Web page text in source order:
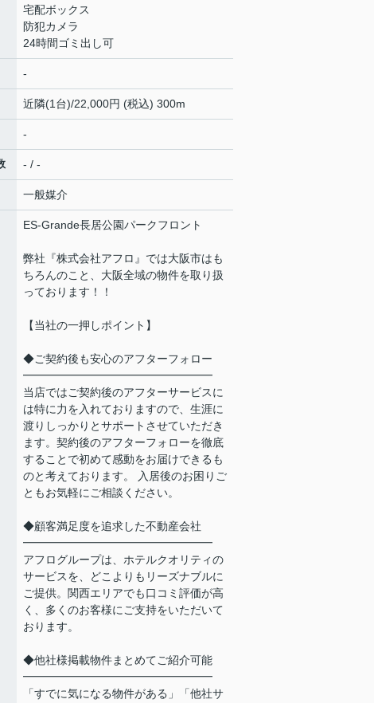
宅配ボックス
防犯カメラ
24時間ゴミ出し可
-
近隣(1台)/22,000円 (税込) 300m
-
- / -
一般媒介
ES‐Grande長居公園パークフロント
弊社『株式会社アフロ』では大阪市はも
ちろんのこと、大阪全域の物件を取り扱
っております！！
【当社の一押しポイント】
◆ご契約後も安心のアフターフォロー
━━━━━━━━━━━━━━━━━
当店ではご契約後のアフターサービスに
は特に力を入れておりますので、生涯に
渡りしっかりとサポートさせていただき
ます。契約後のアフターフォローを徹底
することで初めて感動をお届けできるも
のと考えております。 入居後のお困りご
ともお気軽にご相談ください。
◆顧客満足度を追求した不動産会社
━━━━━━━━━━━━━━━━━
アフログループは、ホテルクオリティの
サービスを、どこよりもリーズナブルに
ご提供。関西エリアでも口コミ評価が高
く、多くのお客様にご支持をいただいて
おります。
◆他社様掲載物件まとめてご紹介可能
━━━━━━━━━━━━━━━━━
「すでに気になる物件がある」「他社サ